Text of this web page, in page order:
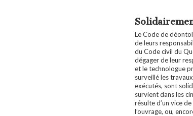
Le Code de
de leurs
du Code civil du
dégager de leur
et le technologue
surveillé les
exécutés, sont
survient dans les
résulte d’un vice
l’ouvrage, ou,